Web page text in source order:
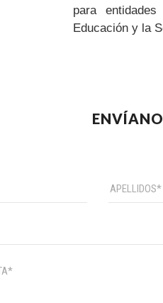
para
Educación y la